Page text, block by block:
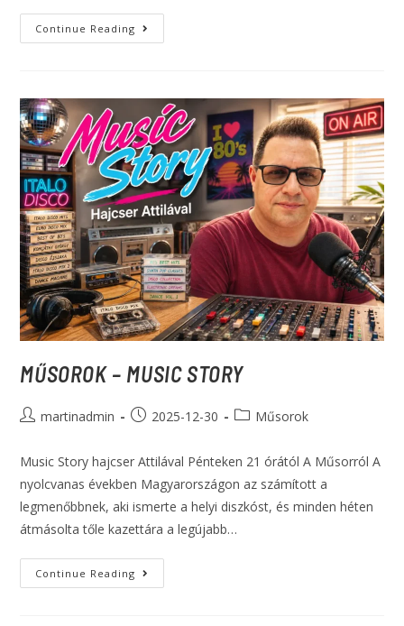
Continue Reading
MŰSOROK – MUSIC STORY
martinadmin 2025-12-30 Műsorok
Music Story hajcser Attilával Pénteken 21 órától A Műsorról A
nyolcvanas években Magyarországon az számított a
legmenőbbnek, aki ismerte a helyi diszkóst, és minden héten
átmásolta tőle kazettára a legújabb…
Continue Reading